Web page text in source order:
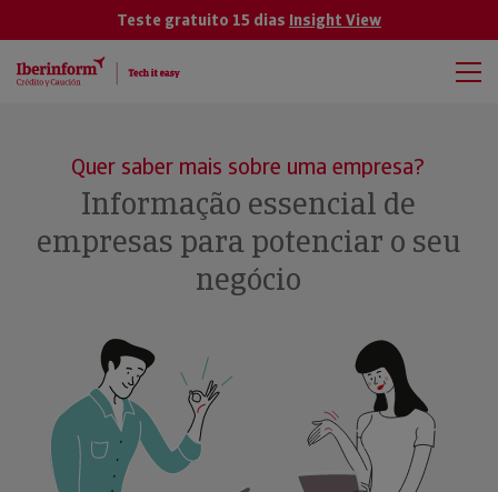
Teste gratuito 15 dias Insight View
Quer saber mais sobre uma empresa?
Informação essencial de
empresas para potenciar o seu
negócio